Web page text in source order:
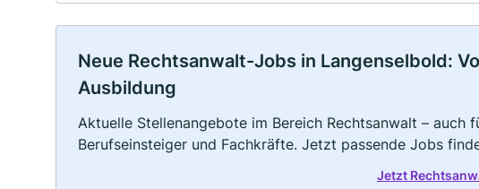
Neue Rechtsanwalt-Jobs in Langenselbold:
Ausbildung
Aktuelle Stellenangebote im Bereich Rechtsanwalt – auch
Berufseinsteiger und Fachkräfte. Jetzt passende Jobs
Jetzt